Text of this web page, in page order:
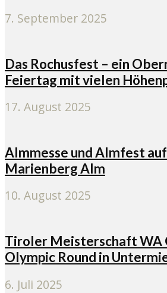
7. September 2025
Das Rochusfest – ein
Feiertag mit vielen
17. August 2025
Almmesse und Almfest
Marienberg Alm
10. August 2025
Tiroler Meisterschaft WA
Olympic Round in
6. Juli 2025